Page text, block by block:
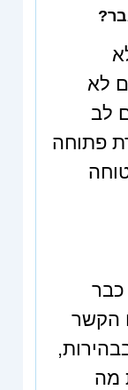
לא
לב
פתוחה
כבר
הקשר
מה